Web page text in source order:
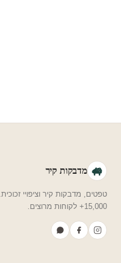
מדבקות קיר
טפטים, מדבקות קיר וציפויי
15,000+ לקוחות מרוצים.